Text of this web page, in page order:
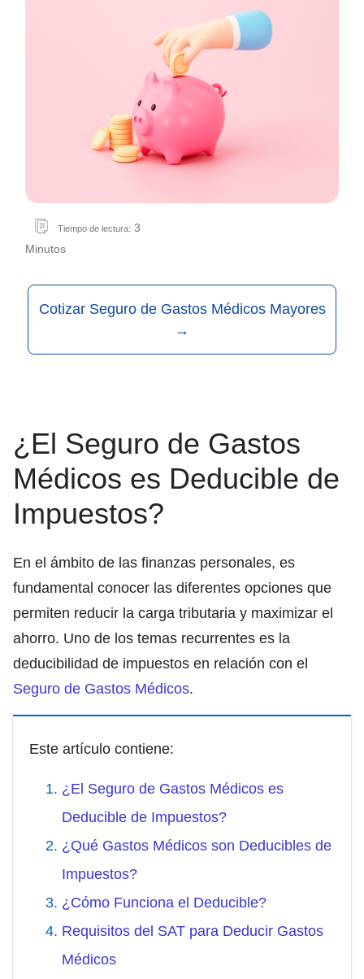
Tiempo de lectura: 3
Minutos
Cotizar Seguro de Gastos Médicos Mayores
→
¿El Seguro de Gastos
Médicos es Deducible de
Impuestos?
En el ámbito de las finanzas personales, es
fundamental conocer las diferentes opciones que
permiten reducir la carga tributaria y maximizar el
ahorro. Uno de los temas recurrentes es la
deducibilidad de impuestos en relación con el
Seguro de Gastos Médicos.
Este artículo contiene:
¿El Seguro de Gastos Médicos es
Deducible de Impuestos?
¿Qué Gastos Médicos son Deducibles de
Impuestos?
¿Cómo Funciona el Deducible?
Requisitos del SAT para Deducir Gastos
Médicos